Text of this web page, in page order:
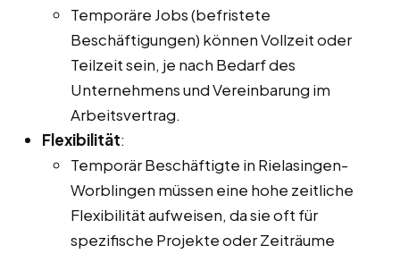
Temporäre Jobs (befristete
Beschäftigungen) können Vollzeit oder
Teilzeit sein, je nach Bedarf des
Unternehmens und Vereinbarung im
Arbeitsvertrag.
Flexibilität:
Temporär Beschäftigte in Rielasingen-
Worblingen müssen eine hohe zeitliche
Flexibilität aufweisen, da sie oft für
spezifische Projekte oder Zeiträume